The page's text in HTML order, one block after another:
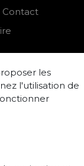
Contact
les
l'utilisation de